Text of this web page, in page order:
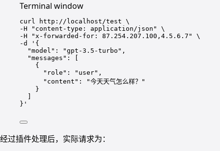
Terminal window
curl http://localhost/test \
-H
"content-type: application/json"
\
-H
"x-forwarded-for: 87.254.207.100,4.5.6.7"
\
-d
'{
"model": "gpt-3.5-turbo",
"messages": [
{
"role": "user",
"content": "今天天气怎么样？"
}
}'
经过插件处理后，实际请求为：